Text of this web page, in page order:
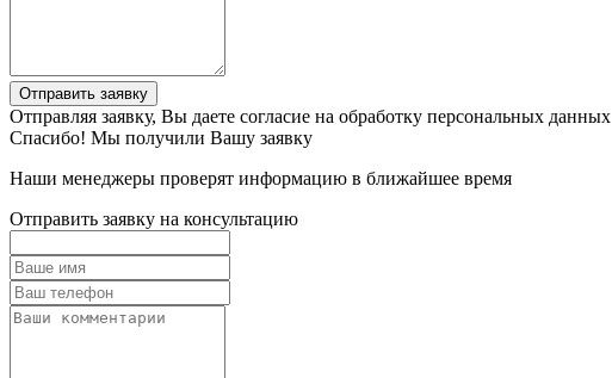
Отправить заявку
Отправляя заявку, Вы даете согласие на обработку персональных данных
Спасибо! Мы получили Вашу заявку
Наши менеджеры проверят информацию в ближайшее время
Отправить заявку на консультацию